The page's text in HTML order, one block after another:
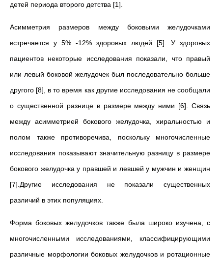
детей периода второго детства [1].
Асимметрия размеров между боковыми желудочками
встречается у 5% -12% здоровых людей [5]. У здоровых
пациентов некоторые исследования показали, что правый
или левый боковой желудочек был последовательно больше
другого [8], в то время как другие исследования не сообщали
о существенной разнице в размере между ними [6]. Связь
между асимметрией бокового желудочка, хиральностью и
полом также противоречива, поскольку многочисленные
исследования показывают значительную разницу в размере
бокового желудочка у правшей и левшей у мужчин и женщин
[7].Другие исследования не показали существенных
различий в этих популяциях.
Форма боковых желудочков также была широко изучена, с
многочисленными исследованиями, классифицирующими
различные морфологии боковых желудочков и ротационные